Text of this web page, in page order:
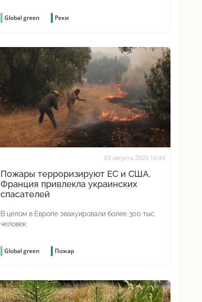
Global green Реки
03 августа 2026 16:44
Пожары терроризируют ЕС и США.
Франция привлекла украинских
спасателей
В целом в Европе эвакуировали более 300 тыс.
человек
Global green Пожар